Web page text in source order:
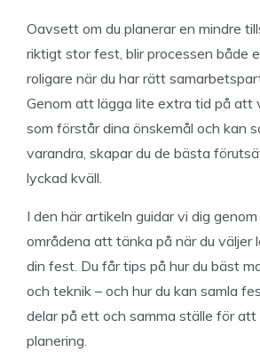
Oavsett om du planerar en mindre
riktigt stor fest, blir processen både
roligare när du har rätt
Genom att lägga lite extra tid på att
som förstår dina önskemål och kan
varandra, skapar du de bästa
lyckad kväll.
I den här artikeln guidar vi dig
områdena att tänka på när du väljer
din fest. Du får tips på hur du bäst
och teknik – och hur du kan samla
delar på ett och samma ställe för att
planering.